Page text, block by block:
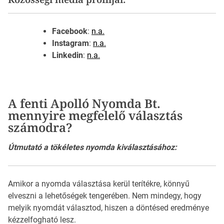
Facebook: n.a.
Instagram: n.a.
Linkedin: n.a.
A fenti Apolló Nyomda Bt.
mennyire megfelelő választás
számodra?
Útmutató a tökéletes nyomda kiválasztásához:
Amikor a nyomda választása kerül terítékre, könnyű
elveszni a lehetőségek tengerében. Nem mindegy, hogy
melyik nyomdát választod, hiszen a döntésed eredménye
kézzelfogható lesz.